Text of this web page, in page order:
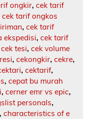
ongkir, cek tarif
cek tarif ongkos
, cek tarif
ekspedisi, cek tarif
cek tesi, cek volume
, cekongkir, cekre,
, cektarif,
, cepat bu murah
, cerner emr vs epic,
personals,
, characteristics of e